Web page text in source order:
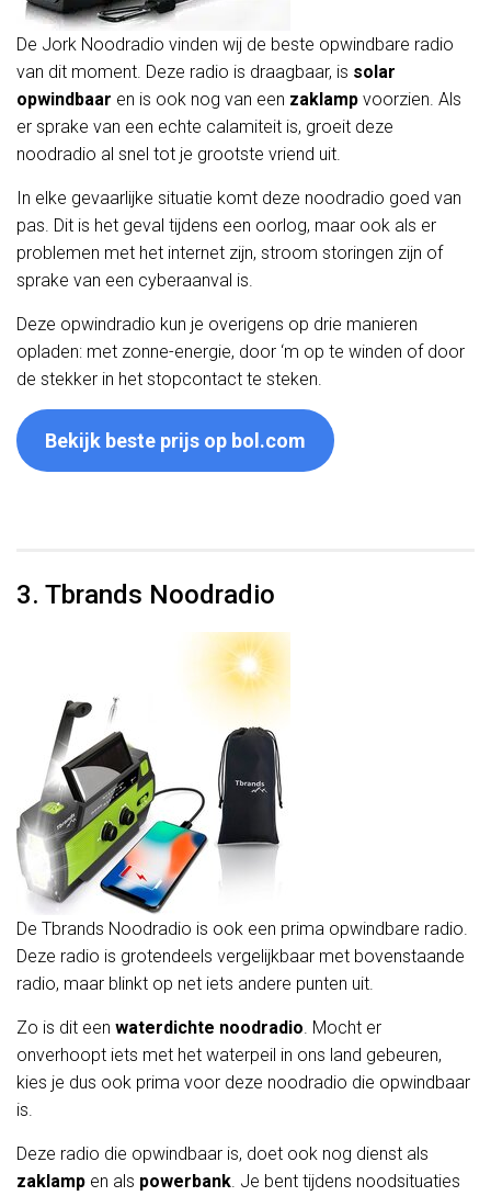
De Jork Noodradio vinden wij de beste opwindbare radio
van dit moment. Deze radio is draagbaar, is solar
opwindbaar en is ook nog van een zaklamp voorzien. Als
er sprake van een echte calamiteit is, groeit deze
noodradio al snel tot je grootste vriend uit.
In elke gevaarlijke situatie komt deze noodradio goed van
pas. Dit is het geval tijdens een oorlog, maar ook als er
problemen met het internet zijn, stroom storingen zijn of
sprake van een cyberaanval is.
Deze opwindradio kun je overigens op drie manieren
opladen: met zonne-energie, door ‘m op te winden of door
de stekker in het stopcontact te steken.
Bekijk beste prijs op bol.com
3. Tbrands Noodradio
De Tbrands Noodradio is ook een prima opwindbare radio.
Deze radio is grotendeels vergelijkbaar met bovenstaande
radio, maar blinkt op net iets andere punten uit.
Zo is dit een waterdichte noodradio. Mocht er
onverhoopt iets met het waterpeil in ons land gebeuren,
kies je dus ook prima voor deze noodradio die opwindbaar
is.
Deze radio die opwindbaar is, doet ook nog dienst als
zaklamp en als powerbank. Je bent tijdens noodsituaties